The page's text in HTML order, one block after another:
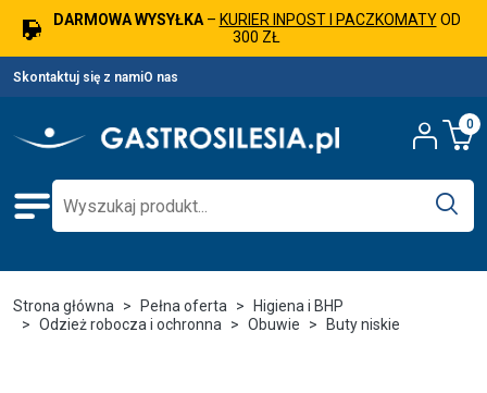
DARMOWA WYSYŁKA– KURIER INPOST I PACZKOMATYOD
300 ZŁ
Skontaktuj się z namiO nas
0
Strona główna Pełna oferta
Higiena i BHP
Odzież robocza i ochronna
Obuwie Buty niskie